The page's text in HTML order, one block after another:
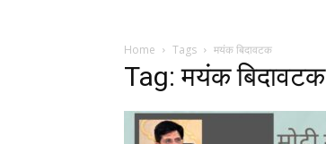
Home Tags मयंक बिदावटक
Tag: मयंक बिदावटक